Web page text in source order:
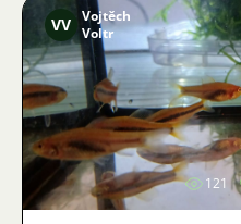
VV Vojtěch
Voltr
121